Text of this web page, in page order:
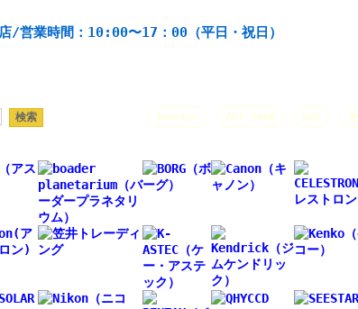
/営業時間：10:00〜17：00（平日・祝日）
Seestar ASI 2600 HAC